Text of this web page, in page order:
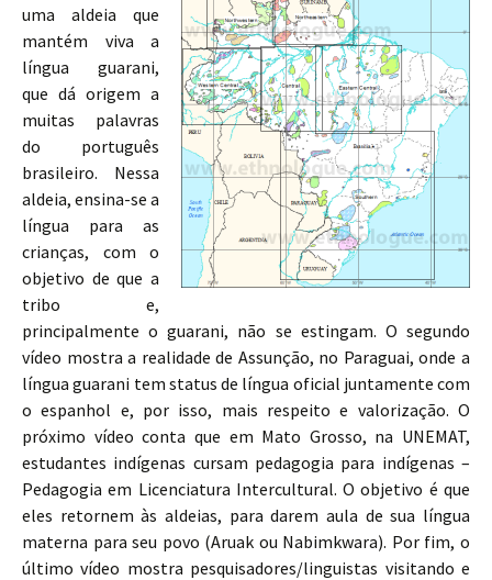
uma aldeia que
mantém viva a
língua guarani,
que dá origem a
muitas palavras
do português
brasileiro. Nessa
aldeia, ensina-se a
língua para as
crianças, com o
objetivo de que a
tribo e,
principalmente o guarani, não se estingam. O segundo
vídeo mostra a realidade de Assunção, no Paraguai, onde a
língua guarani tem status de língua oficial juntamente com
o espanhol e, por isso, mais respeito e valorização. O
próximo vídeo conta que em Mato Grosso, na UNEMAT,
estudantes indígenas cursam pedagogia para indígenas –
Pedagogia em Licenciatura Intercultural. O objetivo é que
eles retornem às aldeias, para darem aula de sua língua
materna para seu povo (Aruak ou Nabimkwara). Por fim, o
último vídeo mostra pesquisadores/linguistas visitando e